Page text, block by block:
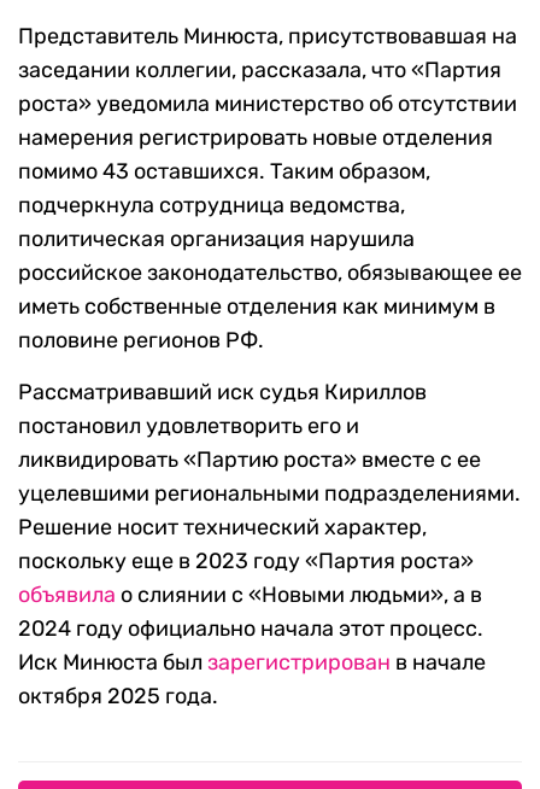
Представитель Минюста, присутствовавшая на
заседании коллегии, рассказала, что «Партия
роста» уведомила министерство об отсутствии
намерения регистрировать новые отделения
помимо 43 оставшихся. Таким образом,
подчеркнула сотрудница ведомства,
политическая организация нарушила
российское законодательство, обязывающее ее
иметь собственные отделения как минимум в
половине регионов РФ.
Рассматривавший иск судья Кириллов
постановил удовлетворить его и
ликвидировать «Партию роста» вместе с ее
уцелевшими региональными подразделениями.
Решение носит технический характер,
поскольку еще в 2023 году «Партия роста»
объявила о слиянии с «Новыми людьми», а в
2024 году официально начала этот процесс.
Иск Минюста был зарегистрирован в начале
октября 2025 года.